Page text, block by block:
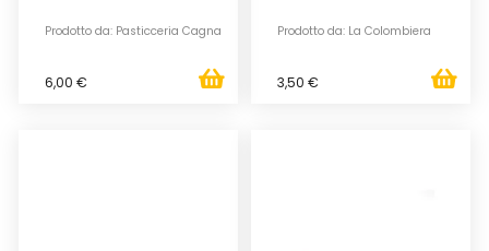
Prodotto da: Pasticceria Cagna
6,00 €
Prodotto da: La Colombiera
3,50 €